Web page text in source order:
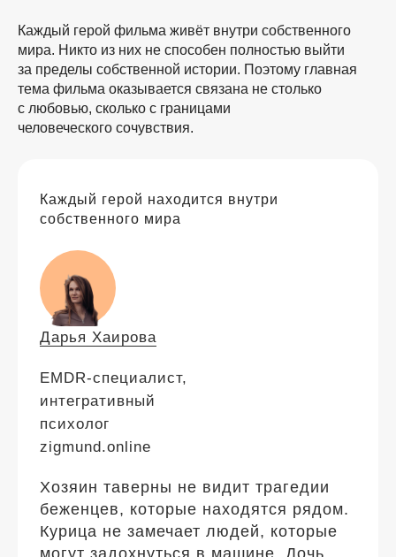
Каждый герой фильма живёт внутри собственного
мира. Никто из них не способен полностью выйти
за пределы собственной истории. Поэтому главная
тема фильма оказывается связана не столько
с любовью, сколько с границами
человеческого сочувствия.
Каждый герой находится внутри
собственного мира
Хозяин таверны не видит трагедии
беженцев, которые находятся рядом.
Курица не замечает людей, которые
могут задохнуться в машине. Дочь
Дарья Хаирова
EMDR-специалист,
интегративный
психолог
zigmund.online